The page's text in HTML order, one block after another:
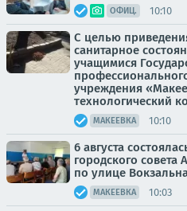
ОФИЦ. 10:10
С целью
санитарное
учащимися
учреждения
технологический
МАКЕЕВКА 10:10
6 августа
городского совета
по улице
МАКЕЕВКА 10:03